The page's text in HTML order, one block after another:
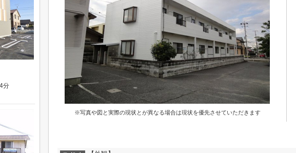
※写真や図と実際の現状とが異なる場合は現状を優先させていただきます
分